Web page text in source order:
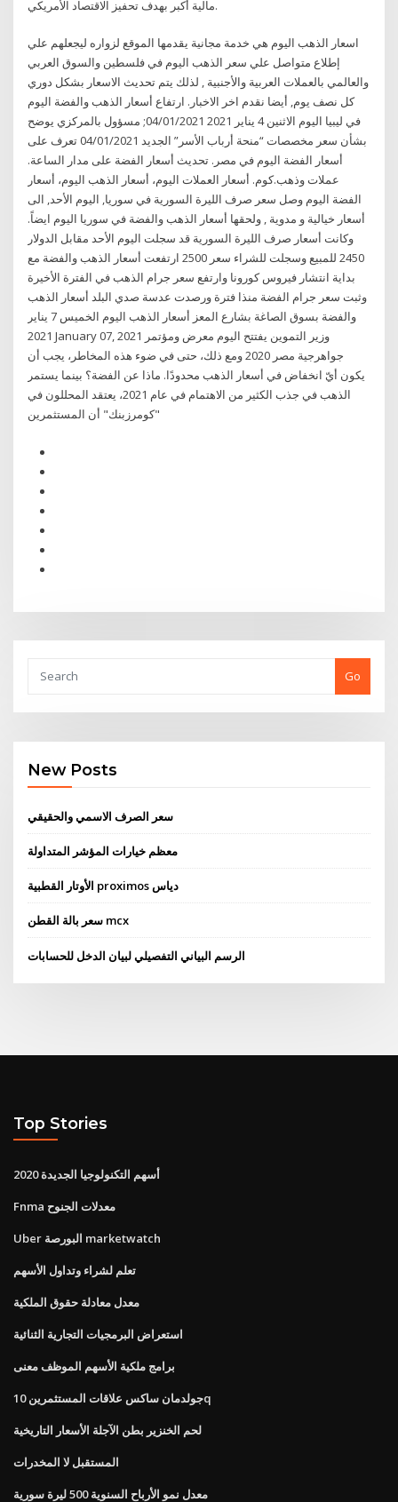
مالية أكبر بهدف تحفيز الاقتصاد الأمريكي.
اسعار الذهب اليوم هي خدمة مجانية يقدمها الموقع لزواره ليجعلهم علي
إطلاع متواصل علي سعر الذهب اليوم في فلسطين والسوق العربي
والعالمي بالعملات العربية والأجنبية , لذلك يتم تحديث الاسعار بشكل دوري
كل نصف يوم, أيضا نقدم اخر الاخبار. ارتفاع أسعار الذهب والفضة اليوم
في ليبيا اليوم الاثنين 4 يناير 2021 04/01/2021; مسؤول بالمركزي يوضح
بشأن سعر مخصصات “منحة أرباب الأسر” الجديد 04/01/2021 تعرف على
أسعار الفضة اليوم في مصر. تحديث أسعار الفضة على مدار الساعة.
عملات وذهب.كوم. أسعار العملات اليوم، أسعار الذهب اليوم، أسعار
الفضة اليوم وصل سعر صرف الليرة السورية في سوريا, اليوم الأحد, الى
أسعار خيالية و مدوية , ولحقها أسعار الذهب والفضة في سوريا اليوم ايضاً.
وكانت أسعار صرف الليرة السورية قد سجلت اليوم الأحد مقابل الدولار
2450 للمبيع وسجلت للشراء سعر 2500 ارتفعت أسعار الذهب والفضة مع
بداية انتشار فيروس كورونا وارتفع سعر جرام الذهب في الفترة الأخيرة
وثبت سعر جرام الفضة منذا فترة ورصدت عدسة صدي البلد أسعار الذهب
والفضة بسوق الصاغة بشارع المعز أسعار الذهب اليوم الخميس 7 يناير
2021 January 07, 2021 وزير التموين يفتتح اليوم معرض ومؤتمر
جواهرجية مصر 2020 ومع ذلك، حتى في ضوء هذه المخاطر، يجب أن
يكون أيّ انخفاض في أسعار الذهب محدودًا. ماذا عن الفضة؟ بينما يستمر
الذهب في جذب الكثير من الاهتمام في عام 2021، يعتقد المحللون في
"كومرزبنك" أن المستثمرين
Go
New Posts
سعر الصرف الاسمي والحقيقي
معظم خيارات المؤشر المتداولة
الأوتار القطبية proximos دياس
سعر بالة القطن mcx
الرسم البياني التفصيلي لبيان الدخل للحسابات
Top Stories
أسهم التكنولوجيا الجديدة 2020
Fnma معدلات الجنوح
Uber البورصة marketwatch
تعلم لشراء وتداول الأسهم
معدل معادلة حقوق الملكية
استعراض البرمجيات التجارية الثنائية
برامج ملكية الأسهم الموظف معنى
جولدمان ساكس علاقات المستثمرين 10q
لحم الخنزير بطن الآجلة الأسعار التاريخية
المستقبل لا المخدرات
معدل نمو الأرباح السنوية 500 ليرة سورية